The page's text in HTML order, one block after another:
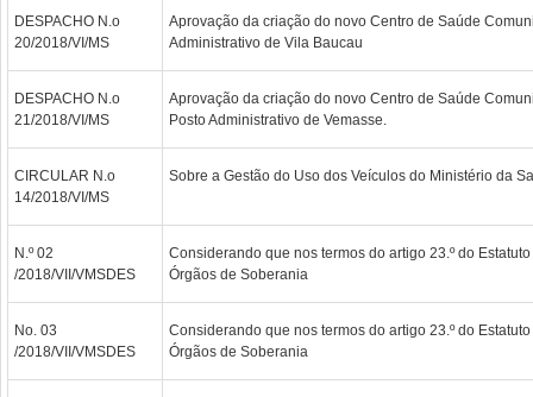
DESPACHO N.o
20/2018/VI/MS
Aprovação da criação do novo Centro de Saúde
Administrativo de Vila Baucau
DESPACHO N.o
21/2018/VI/MS
Aprovação da criação do novo Centro de Saúde
Posto Administrativo de Vemasse.
CIRCULAR N.o
14/2018/VI/MS
Sobre a Gestão do Uso dos Veículos do Ministério da
N.º 02
/2018/VII/VMSDES
Considerando que nos termos do artigo 23.º do
Órgãos de Soberania
No. 03
/2018/VII/VMSDES
Considerando que nos termos do artigo 23.º do
Órgãos de Soberania